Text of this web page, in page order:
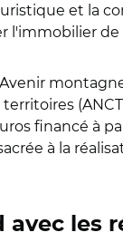
et la
de
financé à
à la
avec les